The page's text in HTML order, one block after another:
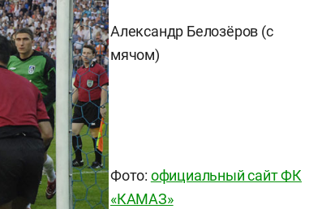
Александр Белозёров (с
мячом)
Фото: официальный сайт ФК
«КАМАЗ»